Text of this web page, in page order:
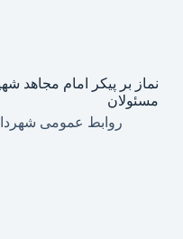
نماز بر پیکر امام مجاهد
مسئولان
روابط عمومی